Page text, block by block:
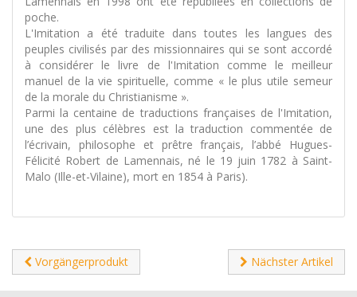
poche.
L'Imitation a été traduite dans toutes les langues des
peuples civilisés par des missionnaires qui se sont accordé
à considérer le livre de l'Imitation comme le meilleur
manuel de la vie spirituelle, comme « le plus utile semeur
de la morale du Christianisme ».
Parmi la centaine de traductions françaises de l'Imitation,
une des plus célèbres est la traduction commentée de
l’écrivain, philosophe et prêtre français, l’abbé Hugues-
Félicité Robert de Lamennais, né le 19 juin 1782 à Saint-
Malo (Ille-et-Vilaine), mort en 1854 à Paris).
Vorgängerprodukt Nächster Artikel